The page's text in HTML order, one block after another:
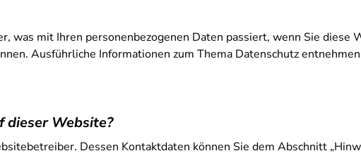
was mit Ihren personenbezogenen Daten passiert, wenn Sie diese
Ausführliche Informationen zum Thema Datenschutz
Website?
Dessen Kontaktdaten können Sie dem Abschnitt